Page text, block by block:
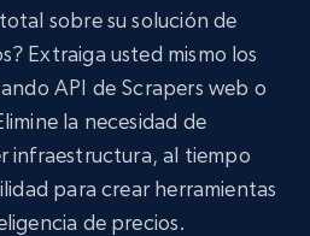
sobre su solución de
Extraiga usted mismo los
API de Scrapers web o
la necesidad de
infraestructura, al tiempo
para crear herramientas
de precios.